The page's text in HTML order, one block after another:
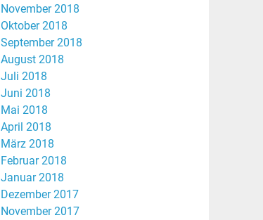
November 2018
Oktober 2018
September 2018
August 2018
Juli 2018
Juni 2018
Mai 2018
April 2018
März 2018
Februar 2018
Januar 2018
Dezember 2017
November 2017